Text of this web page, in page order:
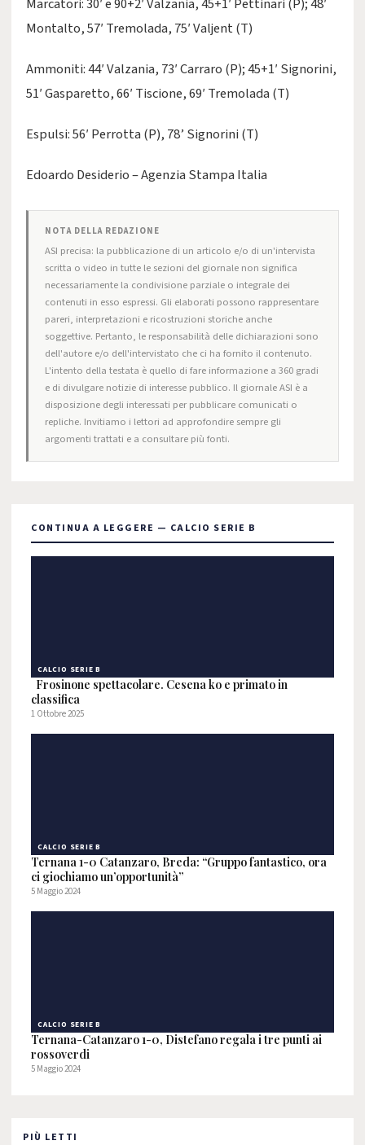
Marcatori: 30′ e 90+2′ Valzania, 45+1′ Pettinari (P); 48′
Montalto, 57′ Tremolada, 75′ Valjent (T)
Ammoniti: 44′ Valzania, 73′ Carraro (P); 45+1′ Signorini,
51′ Gasparetto, 66′ Tiscione, 69′ Tremolada (T)
Espulsi: 56′ Perrotta (P), 78’ Signorini (T)
Edoardo Desiderio – Agenzia Stampa Italia
NOTA DELLA REDAZIONE
ASI precisa: la pubblicazione di un articolo e/o di un'intervista
scritta o video in tutte le sezioni del giornale non significa
necessariamente la condivisione parziale o integrale dei
contenuti in esso espressi. Gli elaborati possono rappresentare
pareri, interpretazioni e ricostruzioni storiche anche
soggettive. Pertanto, le responsabilità delle dichiarazioni sono
dell'autore e/o dell'intervistato che ci ha fornito il contenuto.
L'intento della testata è quello di fare informazione a 360 gradi
e di divulgare notizie di interesse pubblico. Il giornale ASI è a
disposizione degli interessati per pubblicare comunicati o
repliche. Invitiamo i lettori ad approfondire sempre gli
argomenti trattati e a consultare più fonti.
CONTINUA A LEGGERE — CALCIO SERIE B
CALCIO SERIE B
Frosinone spettacolare. Cesena ko e primato in
classifica
1 Ottobre 2025
CALCIO SERIE B
Ternana 1-0 Catanzaro, Breda: “Gruppo fantastico, ora
ci giochiamo un’opportunità”
5 Maggio 2024
CALCIO SERIE B
Ternana-Catanzaro 1-0, Distefano regala i tre punti ai
rossoverdi
5 Maggio 2024
PIÙ LETTI